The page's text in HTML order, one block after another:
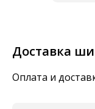
Доставка
Оплата и